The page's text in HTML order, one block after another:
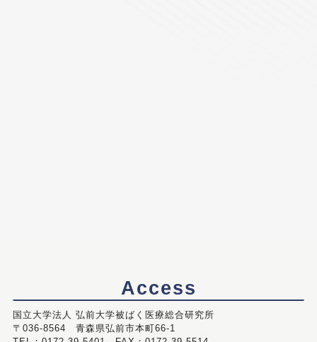
Access
国立大学法人 弘前大学被ばく医療総合研究所
〒036-8564 青森県弘前市本町66-1